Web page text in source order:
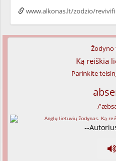
www.alkonas.lt/zodzio/
Žodyno
Ką reiškia
Parinkite
/
--